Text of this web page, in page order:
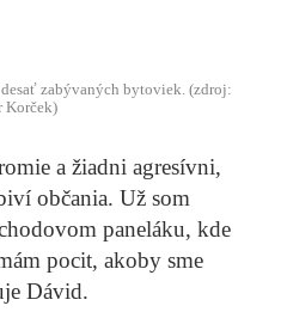
zabývaných bytoviek. (zdroj:
Korček)
a žiadni agresívni,
občania. Už som
paneláku, kde
pocit, akoby sme
Dávid.